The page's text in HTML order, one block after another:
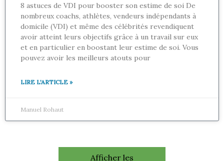
8 astuces de VDI pour booster son estime de soi De
nombreux coachs, athlètes, vendeurs indépendants à
domicile (VDI) et même des célébrités revendiquent
avoir atteint leurs objectifs grâce à un travail sur eux
et en particulier en boostant leur estime de soi. Vous
pouvez avoir les meilleurs atouts pour
LIRE L'ARTICLE »
Manuel Rohaut
Afficher les